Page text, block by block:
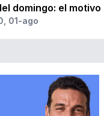
domingo: el motivo
01-ago